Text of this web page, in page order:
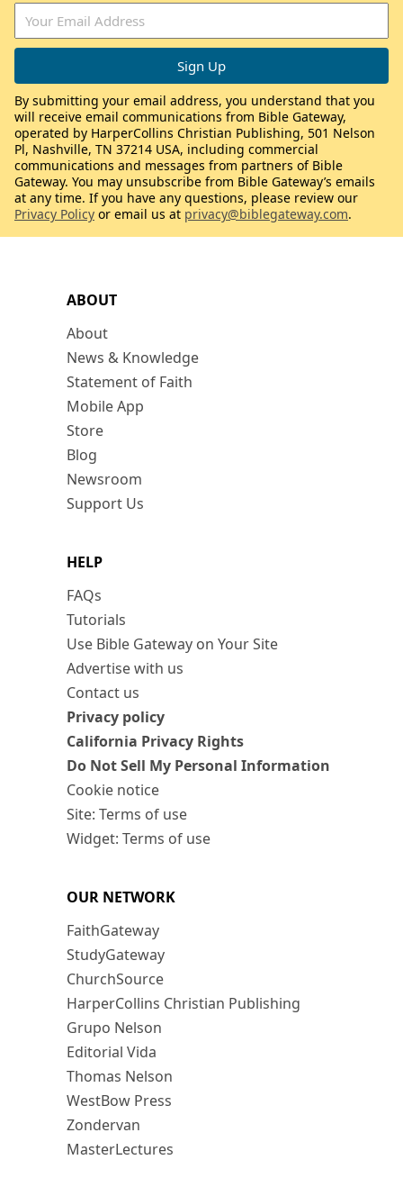
ABOUT
About
News & Knowledge
Statement of Faith
Mobile App
Store
Blog
Newsroom
Support Us
HELP
FAQs
Tutorials
Use Bible Gateway on Your Site
Advertise with us
Contact us
Privacy policy
California Privacy Rights
Do Not Sell My Personal Information
Cookie notice
Site: Terms of use
Widget: Terms of use
OUR NETWORK
FaithGateway
StudyGateway
ChurchSource
HarperCollins Christian Publishing
Grupo Nelson
Editorial Vida
Thomas Nelson
WestBow Press
Zondervan
MasterLectures
By submitting your email address, you understand that you
will receive email communications from Bible Gateway,
operated by HarperCollins Christian Publishing, 501 Nelson
Pl, Nashville, TN 37214 USA, including commercial
communications and messages from partners of Bible
Gateway. You may unsubscribe from Bible Gateway’s emails
at any time. If you have any questions, please review our
Privacy Policy or email us at privacy@biblegateway.com.